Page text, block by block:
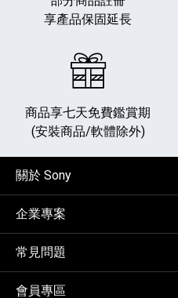
享產品保固延長
商品享七天免費鑑賞期
(安裝商品/軟體除外)
關於 Sony
企業專案
常見問題
會員專區